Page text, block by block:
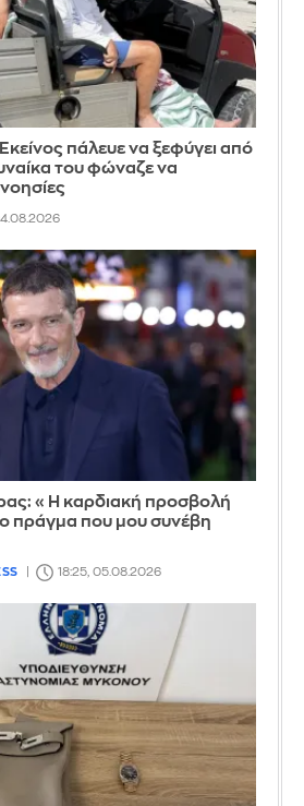
πάλευε να ξεφύγει από
του φώναζε να
«Η καρδιακή προσβολή
πράγμα που μου συνέβη
18:25, 05.08.2026